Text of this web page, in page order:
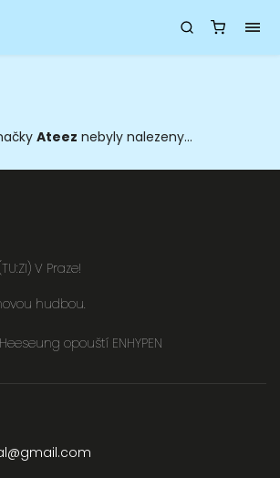
Ateez nebyly nalezeny...
V Praze!
hudbou.
opouští ENHYPEN
@gmail.com